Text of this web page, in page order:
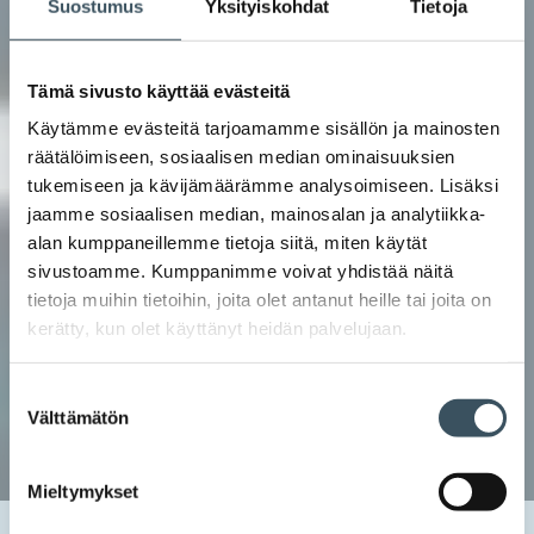
Suostumus Yksityiskohdat Tietoja
Tämä sivusto käyttää evästeitä
Käytämme evästeitä tarjoamamme sisällön ja mainosten
räätälöimiseen, sosiaalisen median ominaisuuksien
tukemiseen ja kävijämäärämme analysoimiseen. Lisäksi
jaamme sosiaalisen median, mainosalan ja analytiikka-
alan kumppaneillemme tietoja siitä, miten käytät
sivustoamme. Kumppanimme voivat yhdistää näitä
tietoja muihin tietoihin, joita olet antanut heille tai joita on
kerätty, kun olet käyttänyt heidän palvelujaan.
valinta
Välttämätön
Mieltymykset